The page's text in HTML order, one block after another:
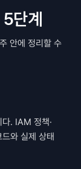
단계
안에 정리할 수
다. IAM 정책·
와 실제 상태